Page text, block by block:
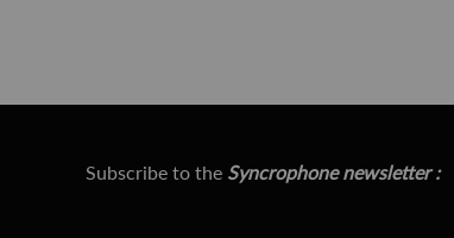
Subscribe to the Syncrophone newsletter :